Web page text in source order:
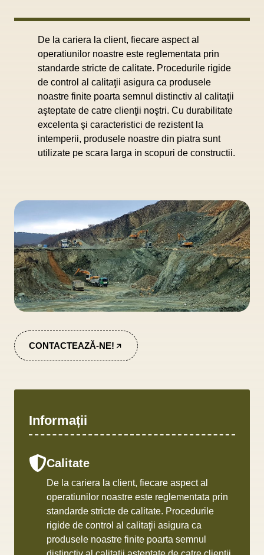
De la cariera la client, fiecare aspect al
operatiunilor noastre este reglementata prin
standarde stricte de calitate. Procedurile rigide
de control al calitaţii asigura ca produsele
noastre finite poarta semnul distinctiv al calitaţii
aşteptate de catre clienţii noştri. Cu durabilitate
excelenta şi caracteristici de rezistent la
intemperii, produsele noastre din piatra sunt
utilizate pe scara larga in scopuri de constructii.
CONTACTEAZĂ-NE!
Informații
Calitate
De la cariera la client, fiecare aspect al
operatiunilor noastre este reglementata prin
standarde stricte de calitate. Procedurile
rigide de control al calitaţii asigura ca
produsele noastre finite poarta semnul